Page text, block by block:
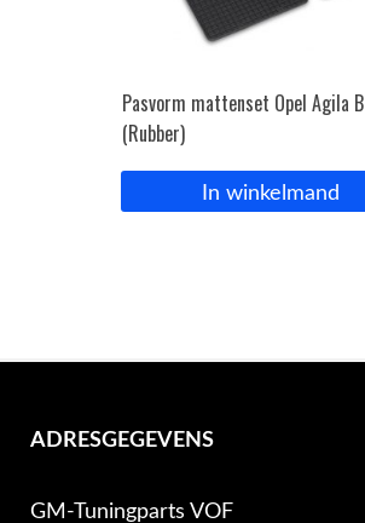
Pasvorm mattenset Opel Agila B
(Rubber)
In winkelmand
ADRESGEGEVENS
GM-Tuningparts VOF